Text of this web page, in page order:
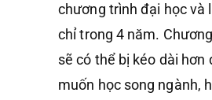
chương trình đại học và
chỉ trong 4 năm.
sẽ có thể bị kéo dài hơn
muốn học song ngành,